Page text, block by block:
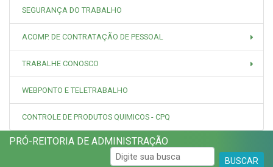
SEGURANÇA DO TRABALHO
ACOMP. DE CONTRATAÇÃO DE PESSOAL
TRABALHE CONOSCO
WEBPONTO E TELETRABALHO
CONTROLE DE PRODUTOS QUIMICOS - CPQ
PRÓ-REITORIA DE ADMINISTRAÇÃO
BUSCAR